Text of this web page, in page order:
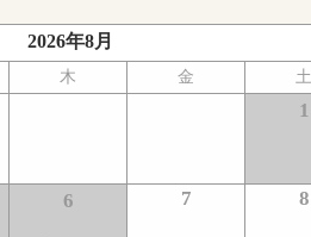
2026年8月
木 金 土
1
6 7 8